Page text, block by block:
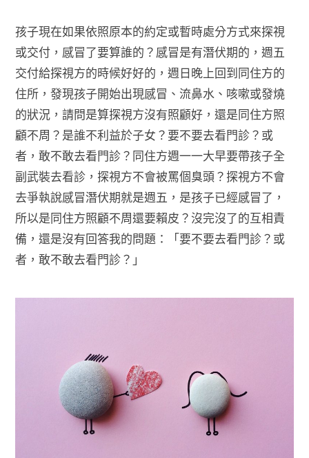
孩子現在如果依照原本的約定或暫時處分方式來探視
或交付，感冒了要算誰的？感冒是有潛伏期的，週五
交付給探視方的時候好好的，週日晚上回到同住方的
住所，發現孩子開始出現感冒、流鼻水、咳嗽或發燒
的狀況，請問是算探視方沒有照顧好，還是同住方照
顧不周？是誰不利益於子女？要不要去看門診？或
者，敢不敢去看門診？同住方週一一大早要帶孩子全
副武裝去看診，探視方不會被罵個臭頭？探視方不會
去爭執說感冒潛伏期就是週五，是孩子已經感冒了，
所以是同住方照顧不周還要賴皮？沒完沒了的互相責
備，還是沒有回答我的問題：「要不要去看門診？或
者，敢不敢去看門診？」